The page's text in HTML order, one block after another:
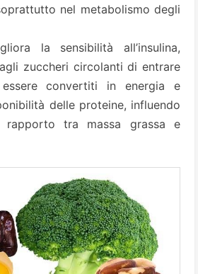
nel metabolismo degli
la sensibilità all’insulina,
zuccheri circolanti di entrare
convertiti in energia e
delle proteine, influendo
rapporto tra massa grassa e